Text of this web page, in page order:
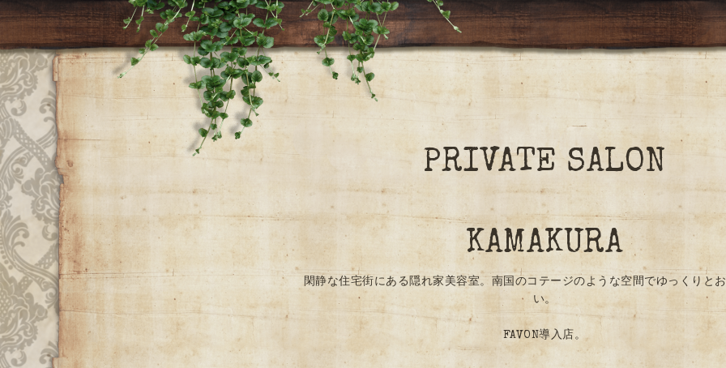
PRIVATE SALON
KAMAKURA
閑静な住宅街にある隠れ家美容室。南国のコテージのような空間でゆっくりと
い。
FAVON導入店。